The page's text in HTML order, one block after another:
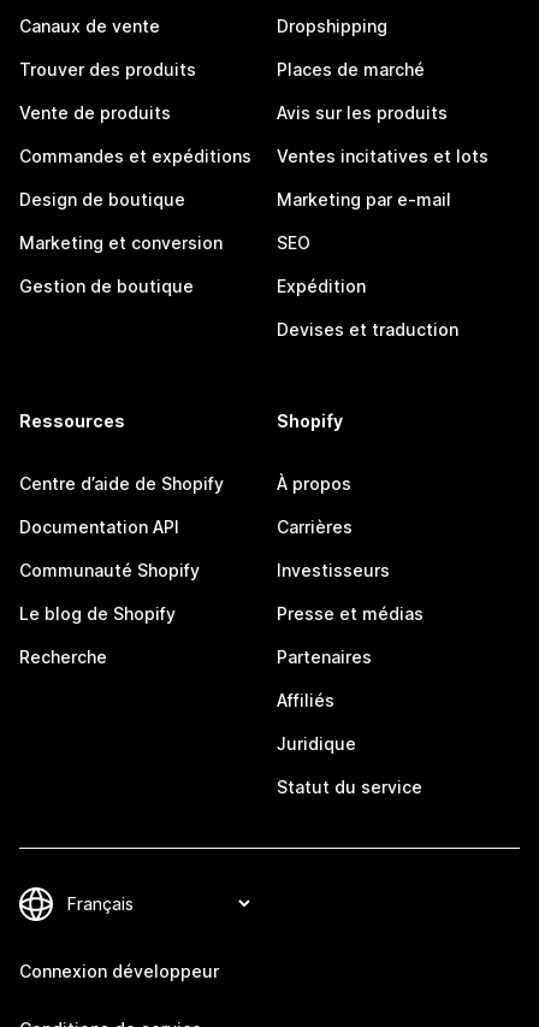
Canaux de vente
Trouver des produits
Vente de produits
Commandes et expéditions
Design de boutique
Marketing et conversion
Gestion de boutique
Dropshipping
Places de marché
Avis sur les produits
Ventes incitatives et lots
Marketing par e-mail
SEO
Expédition
Devises et traduction
Ressources
Centre d’aide de Shopify
Documentation API
Communauté Shopify
Le blog de Shopify
Recherche
Shopify
À propos
Carrières
Investisseurs
Presse et médias
Partenaires
Affiliés
Juridique
Statut du service
Connexion développeur